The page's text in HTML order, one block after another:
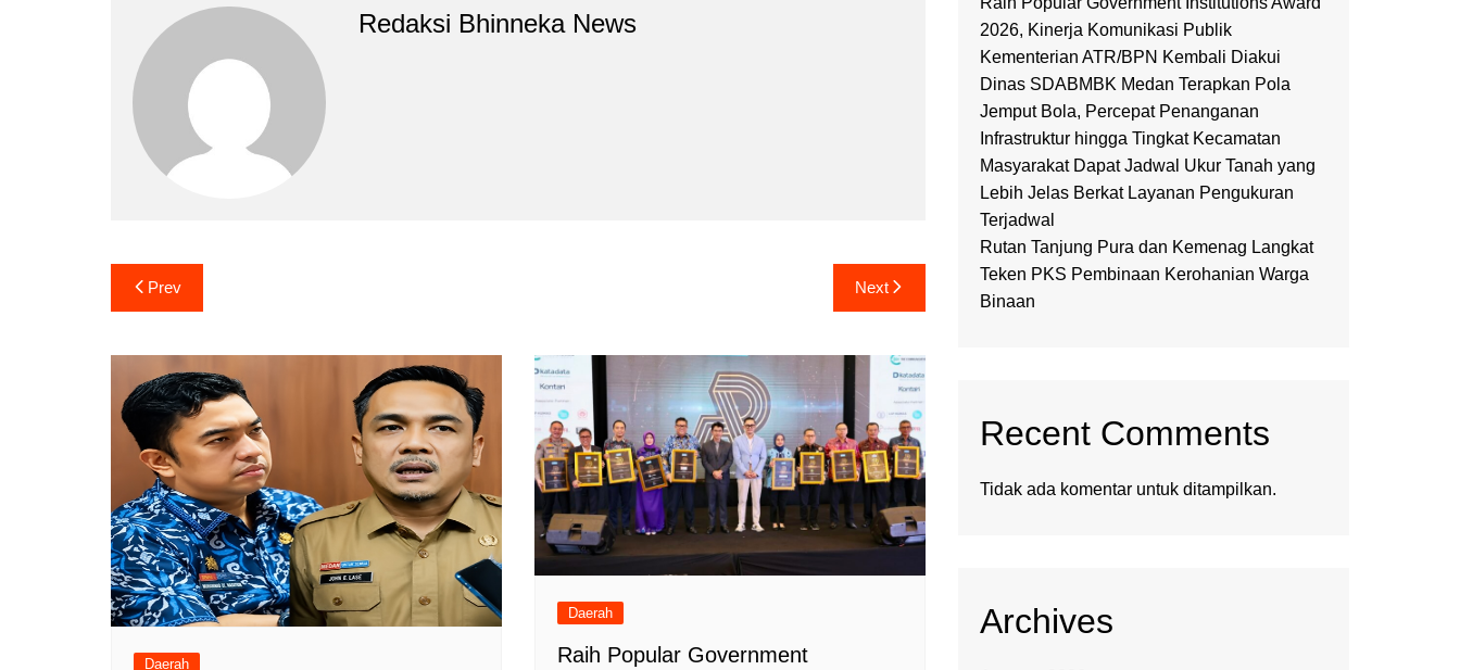
Redaksi Bhinneka News
Navigasi
pos
Prev Next
Daerah
Daerah
Raih Popular Government
2026, Kinerja Komunikasi Publik
Kementerian ATR/BPN Kembali Diakui
Dinas SDABMBK Medan Terapkan Pola
Jemput Bola, Percepat Penanganan
Infrastruktur hingga Tingkat Kecamatan
Masyarakat Dapat Jadwal Ukur Tanah yang
Lebih Jelas Berkat Layanan Pengukuran
Terjadwal
Rutan Tanjung Pura dan Kemenag Langkat
Teken PKS Pembinaan Kerohanian Warga
Binaan
Recent Comments
Tidak ada komentar untuk ditampilkan.
Archives